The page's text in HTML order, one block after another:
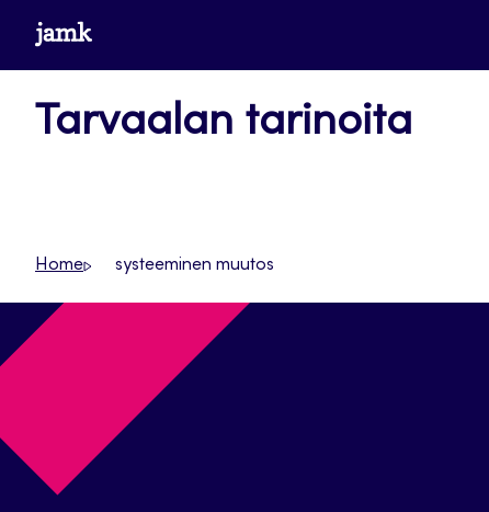
Siirrywww.jamk.fi
Tarvaalan tarinoita
Home systeeminen muutos